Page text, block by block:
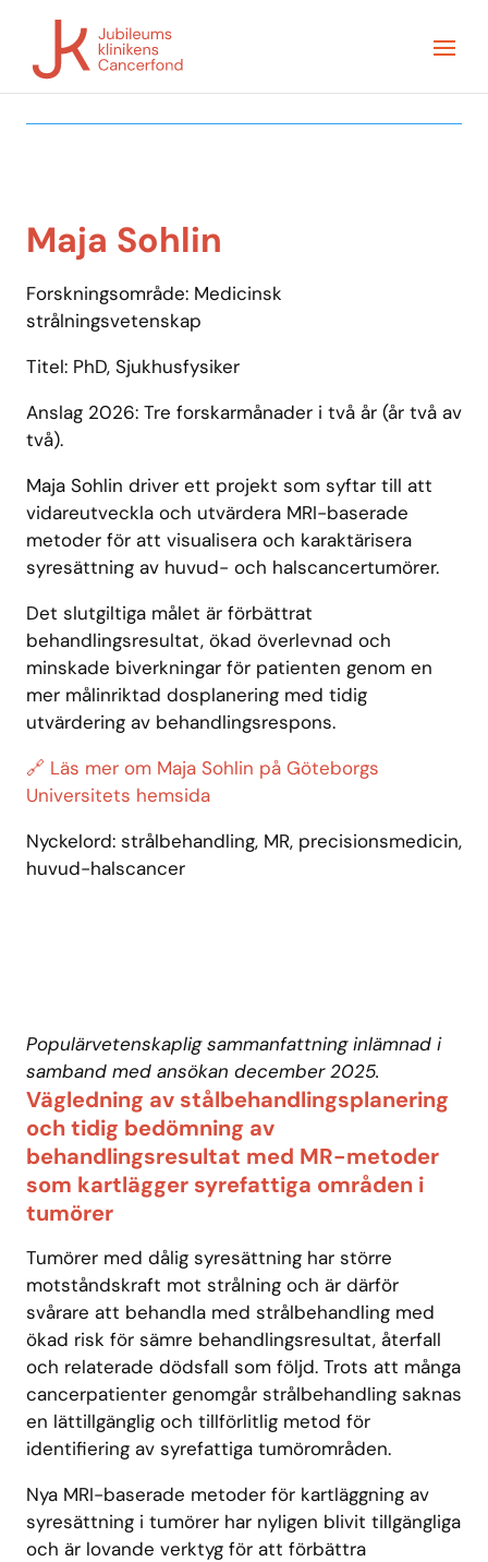
Maja Sohlin
Forskningsområde: Medicinsk
strålningsvetenskap
Titel: PhD, Sjukhusfysiker
Anslag 2026: Tre forskarmånader i två år (år två av
två).
Maja Sohlin driver ett projekt som syftar till att
vidareutveckla och utvärdera MRI-baserade
metoder för att visualisera och karaktärisera
syresättning av huvud- och halscancertumörer.
Det slutgiltiga målet är förbättrat
behandlingsresultat, ökad överlevnad och
minskade biverkningar för patienten genom en
mer målinriktad dosplanering med tidig
utvärdering av behandlingsrespons.
🔗 Läs mer om Maja Sohlin på Göteborgs
Universitets hemsida
Nyckelord: strålbehandling, MR, precisionsmedicin,
huvud-halscancer
Populärvetenskaplig sammanfattning inlämnad i
samband med ansökan december 2025.
Vägledning av stålbehandlingsplanering
och tidig bedömning av
behandlingsresultat med MR-metoder
som kartlägger syrefattiga områden i
tumörer
Tumörer med dålig syresättning har större
motståndskraft mot strålning och är därför
svårare att behandla med strålbehandling med
ökad risk för sämre behandlingsresultat, återfall
och relaterade dödsfall som följd. Trots att många
cancerpatienter genomgår strålbehandling saknas
en lättillgänglig och tillförlitlig metod för
identifiering av syrefattiga tumörområden.
Nya MRI-baserade metoder för kartläggning av
syresättning i tumörer har nyligen blivit tillgängliga
och är lovande verktyg för att förbättra